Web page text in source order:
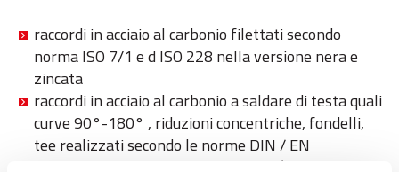
raccordi in acciaio al carbonio filettati secondo
norma ISO 7/1 e d ISO 228 nella versione nera e
zincata
raccordi in acciaio al carbonio a saldare di testa quali
curve 90°-180° , riduzioni concentriche, fondelli,
tee realizzati secondo le norme DIN / EN
flange forgiate in acciaio al carbonio (piane, a